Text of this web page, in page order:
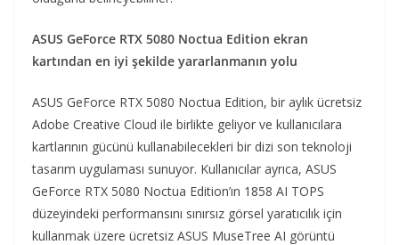
ASUS GeForce RTX 5080 Noctua Edition ekran
kartından en iyi şekilde yararlanmanın yolu
ASUS GeForce RTX 5080 Noctua Edition, bir aylık ücretsiz
Adobe Creative Cloud ile birlikte geliyor ve kullanıcılara
kartlarının gücünü kullanabilecekleri bir dizi son teknoloji
tasarım uygulaması sunuyor. Kullanıcılar ayrıca, ASUS
GeForce RTX 5080 Noctua Edition’ın 1858 AI TOPS
düzeyindeki performansını sınırsız görsel yaratıcılık için
kullanmak üzere ücretsiz ASUS MuseTree AI görüntü